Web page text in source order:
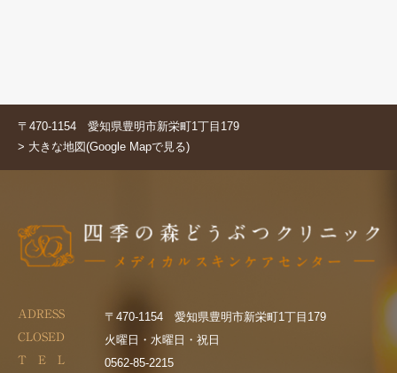
〒470-1154 愛知県豊明市新栄町1丁目179
> 大きな地図(Google Mapで見る)
ADRESS 〒470-1154 愛知県豊明市新栄町1丁目179
CLOSED 火曜日・水曜日・祝日
T E L 0562-85-2215